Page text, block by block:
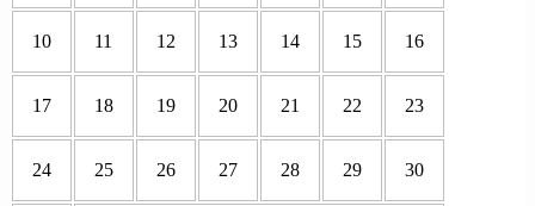
10 11 12 13 14 15 16
17 18 19 20 21 22 23
24 25 26 27 28 29 30